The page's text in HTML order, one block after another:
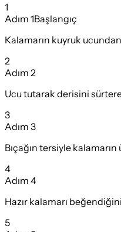
1
Adım 1Başlangıç
Kalamarın kuyruk
2
Adım 2
Ucu tutarak derisini
3
Adım 3
Bıçağın tersiyle
4
Adım 4
Hazır kalamarı
5